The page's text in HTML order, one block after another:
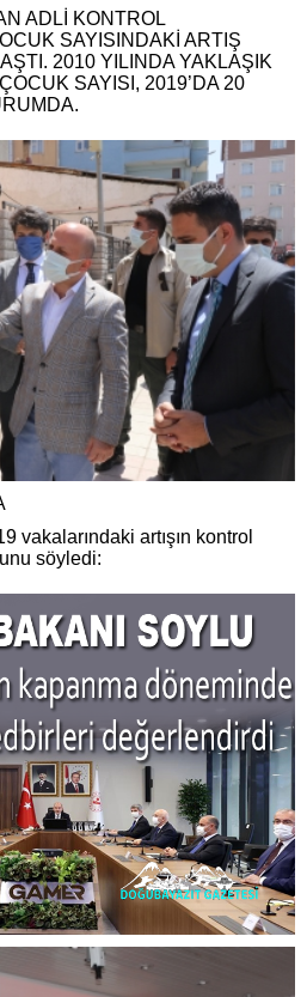
ADLİ KONTROL
SAYISINDAKİ ARTIŞ
2010 YILINDA YAKLAŞIK
SAYISI, 2019’DA 20
vakalarındaki artışın kontrol
söyledi: